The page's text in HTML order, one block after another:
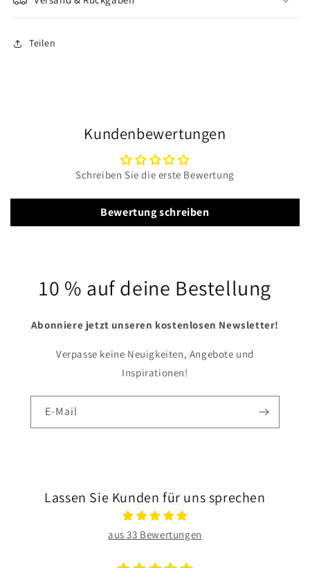
Teilen
Kundenbewertungen
Schreiben Sie die erste Bewertung
Bewertung schreiben
10 % auf deine Bestellung
Abonniere jetzt unseren kostenlosen Newsletter!
Verpasse keine Neuigkeiten, Angebote und
Inspirationen!
E-Mail
Lassen Sie Kunden für uns sprechen
aus 33 Bewertungen